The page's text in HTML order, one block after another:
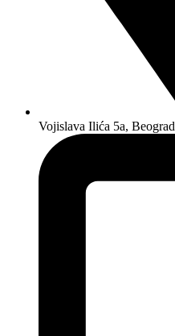
Vojislava Ilića 5a, Beograd